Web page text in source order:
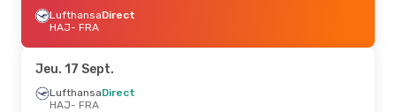
LufthansaDirect
HAJ- FRA
FRA- HAJ
LufthansaDirect
HAJ- FRA
Jeu. 17 Sept.
LufthansaDirect
HAJ- FRA